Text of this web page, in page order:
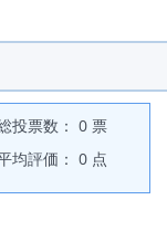
投票数： 0 票
均評価： 0 点